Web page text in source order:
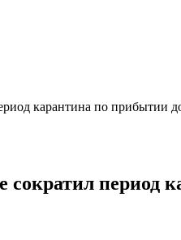
карантина по прибытии
период